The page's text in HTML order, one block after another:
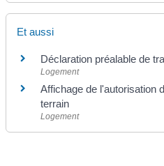
Et aussi
Déclaration préalable de
Logement
Affichage de l'autorisation
terrain
Logement